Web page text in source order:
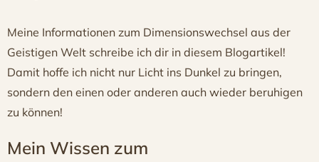
Meine Informationen zum Dimensionswechsel aus der
Geistigen Welt schreibe ich dir in diesem Blogartikel!
Damit hoffe ich nicht nur Licht ins Dunkel zu bringen,
sondern den einen oder anderen auch wieder beruhigen
zu können!
Mein Wissen zum